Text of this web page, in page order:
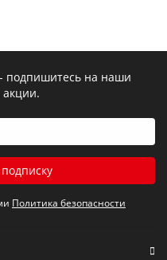
подпишитесь на наши
акции.
Политика безопасности